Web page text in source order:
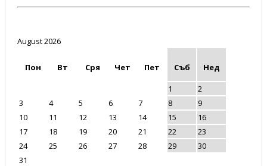
August 2026
Пон Вт Сря Чет Пет Съб
Нед
1
2
3
4 5 6 7 8
9
10
11 12 13 14 15
16
17
18 19 20 21 22
23
24
25 26 27 28 29
30
31